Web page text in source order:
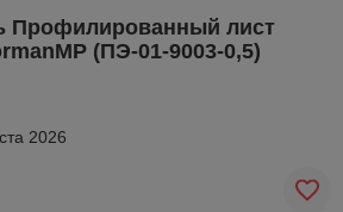
Профилированный лист
(ПЭ-01-9003-0,5)
2026